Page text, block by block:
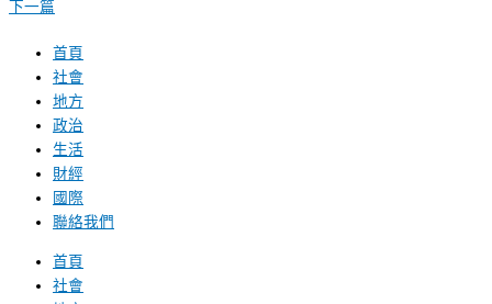
下一篇
首頁
社會
地方
政治
生活
財經
國際
聯絡我們
首頁
社會